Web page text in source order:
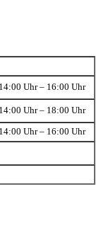
14:00 Uhr – 16:00 Uhr
14:00 Uhr – 18:00 Uhr
14:00 Uhr – 16:00 Uhr